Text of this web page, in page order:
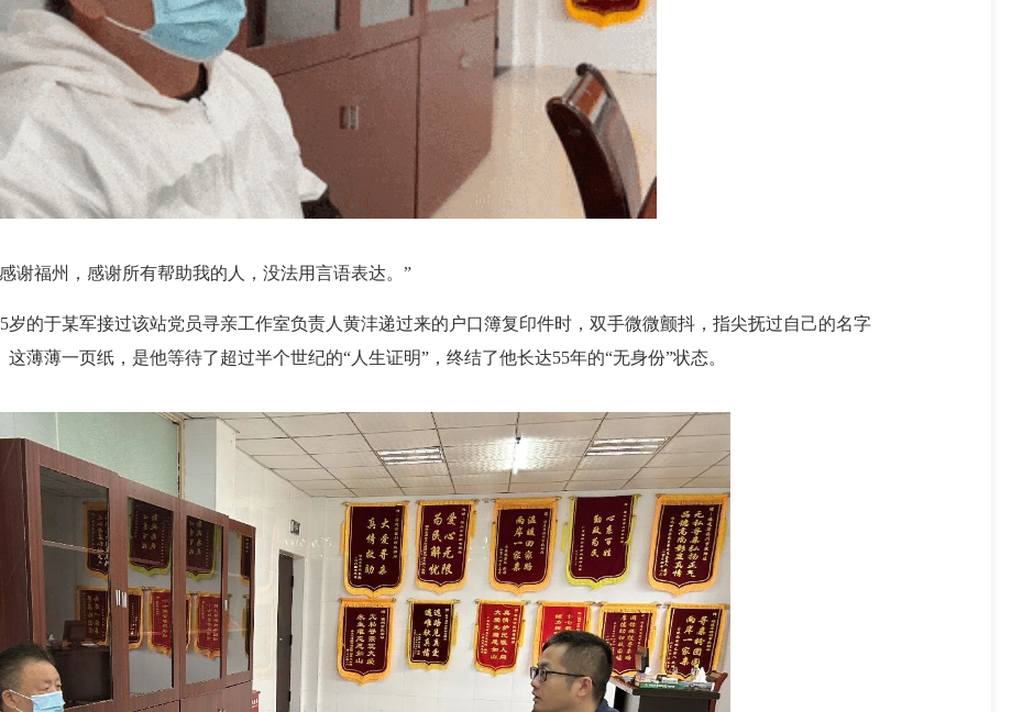
福州，感谢所有帮助我的人，没法用言语表达。”
于某军接过该站党员寻亲工作室负责人黄沣递过来的户口簿复印件时，双手微微颤抖，指尖抚过自己的名字
薄薄一页纸，是他等待了超过半个世纪的“人生证明”，终结了他长达55年的“无身份”状态。